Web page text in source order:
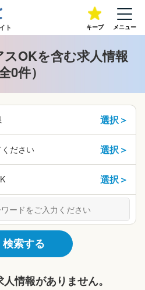
ト キープ メニュー
スOKを含む求人情報
0件）
選択＞
ださい 選択＞
選択＞
検索する
情報がありません。